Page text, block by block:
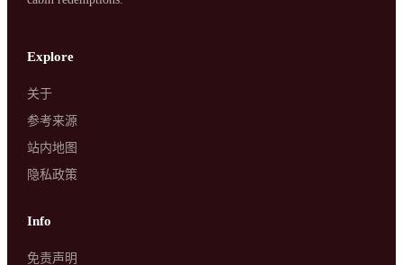
Explore
关于
参考来源
站内地图
隐私政策
Info
免责声明